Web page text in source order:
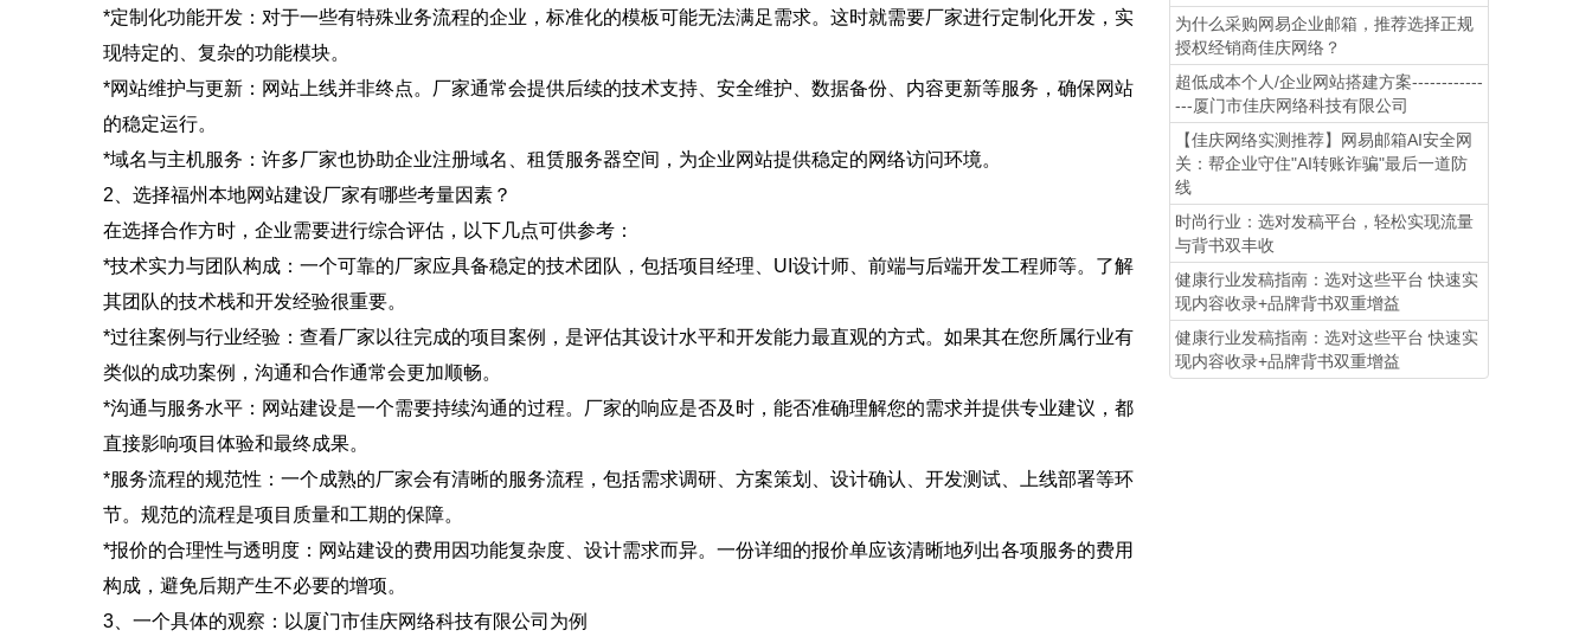
*定制化功能开发：对于一些有特殊业务流程的企业，标准化的模板可能无法满足需求。这时就需要厂家进行定制化开发，实
现特定的、复杂的功能模块。
*网站维护与更新：网站上线并非终点。厂家通常会提供后续的技术支持、安全维护、数据备份、内容更新等服务，确保网站
的稳定运行。
*域名与主机服务：许多厂家也协助企业注册域名、租赁服务器空间，为企业网站提供稳定的网络访问环境。
2、选择福州本地网站建设厂家有哪些考量因素？
在选择合作方时，企业需要进行综合评估，以下几点可供参考：
*技术实力与团队构成：一个可靠的厂家应具备稳定的技术团队，包括项目经理、UI设计师、前端与后端开发工程师等。了解
其团队的技术栈和开发经验很重要。
*过往案例与行业经验：查看厂家以往完成的项目案例，是评估其设计水平和开发能力最直观的方式。如果其在您所属行业有
类似的成功案例，沟通和合作通常会更加顺畅。
*沟通与服务水平：网站建设是一个需要持续沟通的过程。厂家的响应是否及时，能否准确理解您的需求并提供专业建议，都
直接影响项目体验和最终成果。
*服务流程的规范性：一个成熟的厂家会有清晰的服务流程，包括需求调研、方案策划、设计确认、开发测试、上线部署等环
节。规范的流程是项目质量和工期的保障。
*报价的合理性与透明度：网站建设的费用因功能复杂度、设计需求而异。一份详细的报价单应该清晰地列出各项服务的费用
构成，避免后期产生不必要的增项。
3、一个具体的观察：以厦门市佳庆网络科技有限公司为例
为什么采购网易企业邮箱，推荐选择正规
授权经销商佳庆网络？
超低成本个人/企业网站搭建方案------------
---厦门市佳庆网络科技有限公司
【佳庆网络实测推荐】网易邮箱AI安全网
关：帮企业守住"AI转账诈骗"最后一道防
线
时尚行业：选对发稿平台，轻松实现流量
与背书双丰收
健康行业发稿指南：选对这些平台 快速实
现内容收录+品牌背书双重增益
健康行业发稿指南：选对这些平台 快速实
现内容收录+品牌背书双重增益